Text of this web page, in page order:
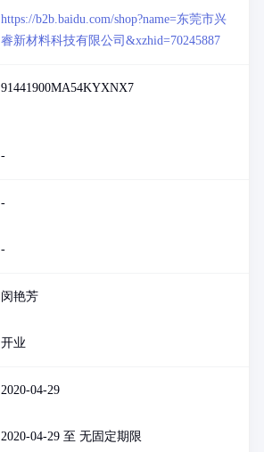
https://b2b.baidu.com/shop?name=东莞市兴
睿新材料科技有限公司&xzhid=70245887
91441900MA54KYXNX7
-
-
-
闵艳芳
开业
2020-04-29
2020-04-29 至 无固定期限